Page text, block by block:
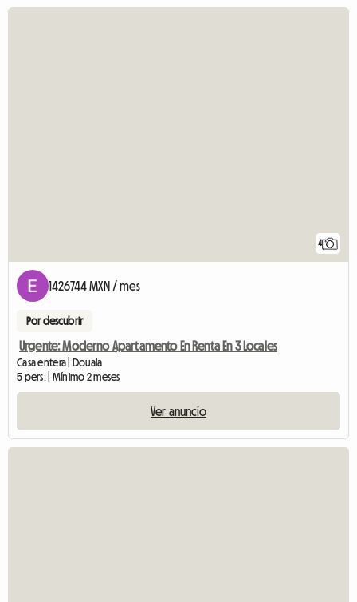
4
1426744 MXN / mes
Por descubrir
Urgente: Moderno Apartamento En Renta En 3 Locales
Casa entera | Douala
5 pers. | Mínimo 2 meses
Ver anuncio